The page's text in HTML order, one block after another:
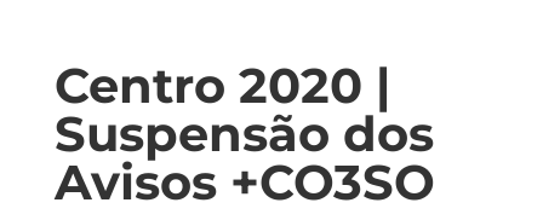
Centro 2020 |
Suspensão dos
Avisos +CO3SO